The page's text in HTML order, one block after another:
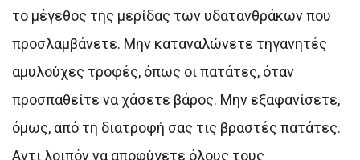
το μέγεθος της μερίδας των υδατανθράκων που
προσλαμβάνετε. Μην καταναλώνετε τηγανητές
αμυλούχες τροφές, όπως οι πατάτες, όταν
προσπαθείτε να χάσετε βάρος. Μην εξαφανίσετε,
όμως, από τη διατροφή σας τις βραστές πατάτες.
Αντι λοιπόν να αποφύγετε όλους τους